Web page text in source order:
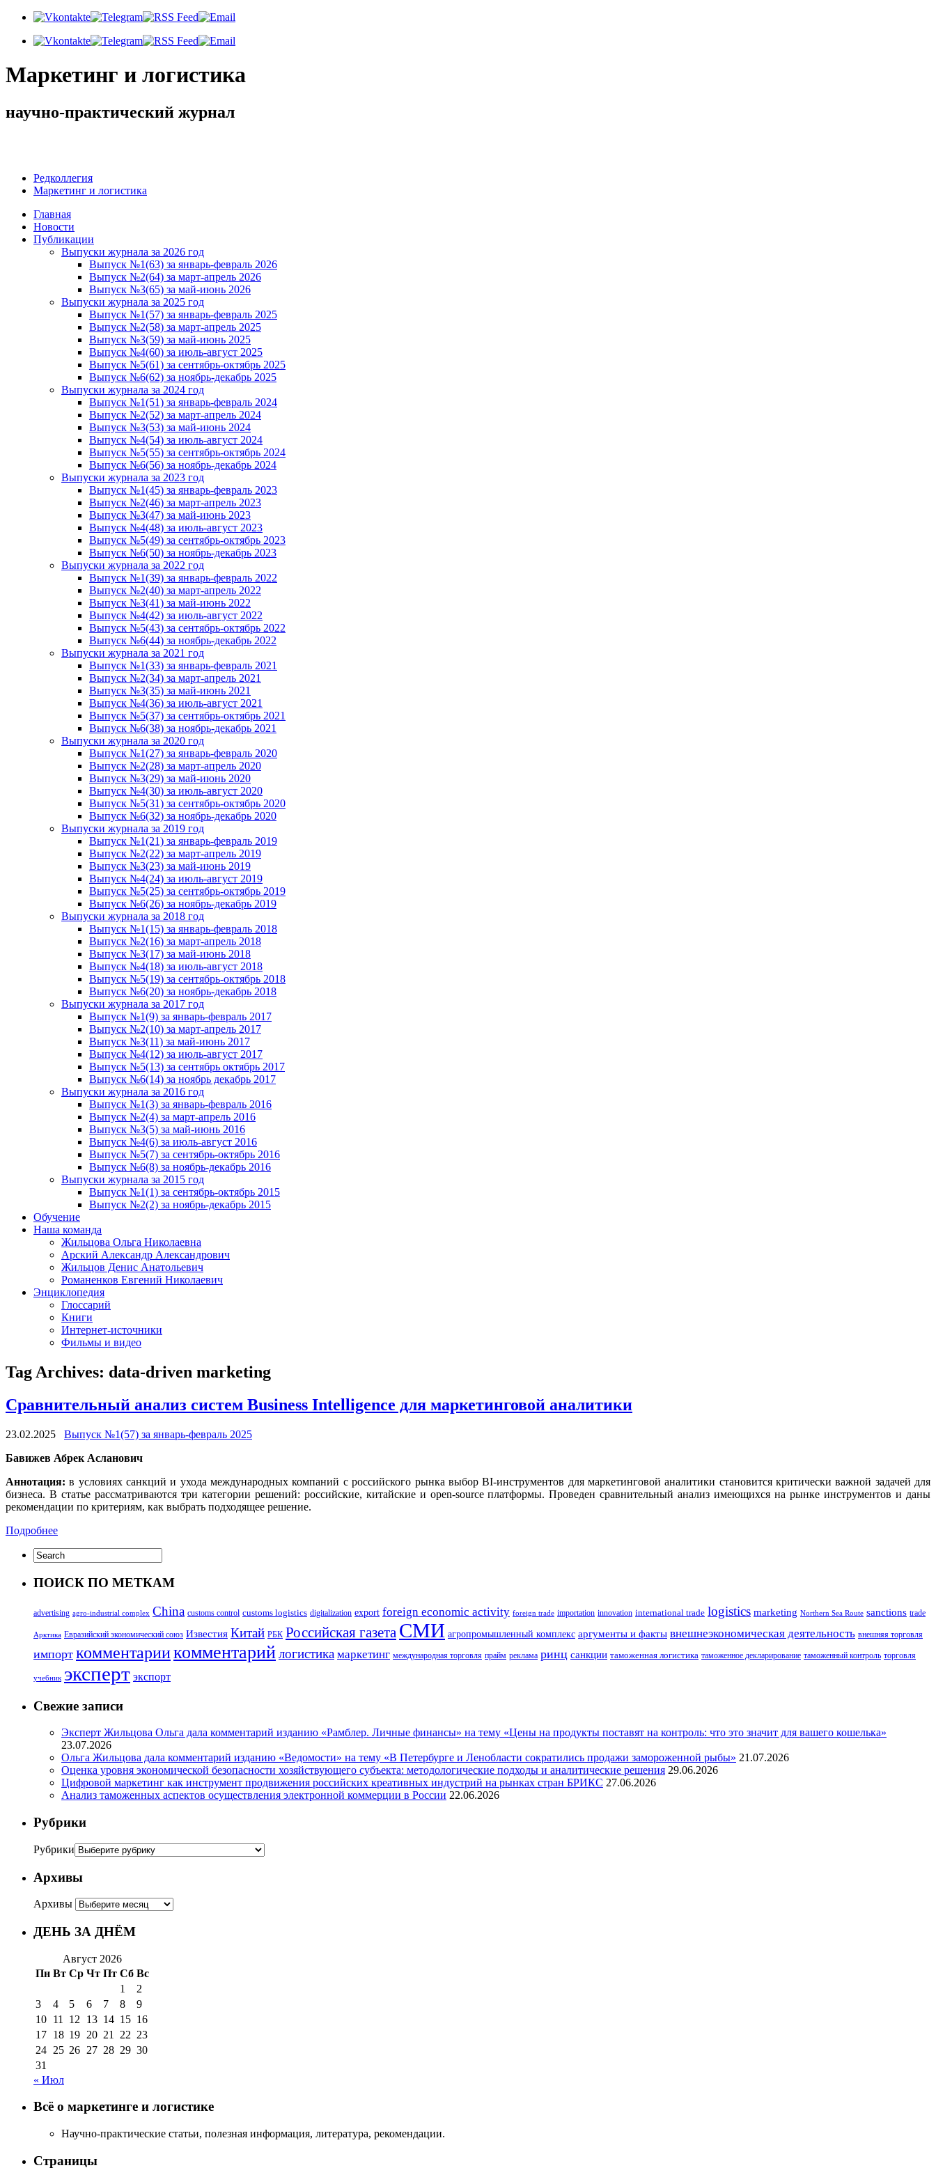
Маркетинг и логистика
научно-практический журнал
Редколлегия
Маркетинг и логистика
Главная
Новости
Публикации
Выпуски журнала за 2026 год
Выпуск №1(63) за январь-февраль 2026
Выпуск №2(64) за март-апрель 2026
Выпуск №3(65) за май-июнь 2026
Выпуски журнала за 2025 год
Выпуск №1(57) за январь-февраль 2025
Выпуск №2(58) за март-апрель 2025
Выпуск №3(59) за май-июнь 2025
Выпуск №4(60) за июль-август 2025
Выпуск №5(61) за сентябрь-октябрь 2025
Выпуск №6(62) за ноябрь-декабрь 2025
Выпуски журнала за 2024 год
Выпуск №1(51) за январь-февраль 2024
Выпуск №2(52) за март-апрель 2024
Выпуск №3(53) за май-июнь 2024
Выпуск №4(54) за июль-август 2024
Выпуск №5(55) за сентябрь-октябрь 2024
Выпуск №6(56) за ноябрь-декабрь 2024
Выпуски журнала за 2023 год
Выпуск №1(45) за январь-февраль 2023
Выпуск №2(46) за март-апрель 2023
Выпуск №3(47) за май-июнь 2023
Выпуск №4(48) за июль-август 2023
Выпуск №5(49) за сентябрь-октябрь 2023
Выпуск №6(50) за ноябрь-декабрь 2023
Выпуски журнала за 2022 год
Выпуск №1(39) за январь-февраль 2022
Выпуск №2(40) за март-апрель 2022
Выпуск №3(41) за май-июнь 2022
Выпуск №4(42) за июль-август 2022
Выпуск №5(43) за сентябрь-октябрь 2022
Выпуск №6(44) за ноябрь-декабрь 2022
Выпуски журнала за 2021 год
Выпуск №1(33) за январь-февраль 2021
Выпуск №2(34) за март-апрель 2021
Выпуск №3(35) за май-июнь 2021
Выпуск №4(36) за июль-август 2021
Выпуск №5(37) за сентябрь-октябрь 2021
Выпуск №6(38) за ноябрь-декабрь 2021
Выпуски журнала за 2020 год
Выпуск №1(27) за январь-февраль 2020
Выпуск №2(28) за март-апрель 2020
Выпуск №3(29) за май-июнь 2020
Выпуск №4(30) за июль-август 2020
Выпуск №5(31) за сентябрь-октябрь 2020
Выпуск №6(32) за ноябрь-декабрь 2020
Выпуски журнала за 2019 год
Выпуск №1(21) за январь-февраль 2019
Выпуск №2(22) за март-апрель 2019
Выпуск №3(23) за май-июнь 2019
Выпуск №4(24) за июль-август 2019
Выпуск №5(25) за сентябрь-октябрь 2019
Выпуск №6(26) за ноябрь-декабрь 2019
Выпуски журнала за 2018 год
Выпуск №1(15) за январь-февраль 2018
Выпуск №2(16) за март-апрель 2018
Выпуск №3(17) за май-июнь 2018
Выпуск №4(18) за июль-август 2018
Выпуск №5(19) за сентябрь-октябрь 2018
Выпуск №6(20) за ноябрь-декабрь 2018
Выпуски журнала за 2017 год
Выпуск №1(9) за январь-февраль 2017
Выпуск №2(10) за март-апрель 2017
Выпуск №3(11) за май-июнь 2017
Выпуск №4(12) за июль-август 2017
Выпуск №5(13) за сентябрь октябрь 2017
Выпуск №6(14) за ноябрь декабрь 2017
Выпуски журнала за 2016 год
Выпуск №1(3) за январь-февраль 2016
Выпуск №2(4) за март-апрель 2016
Выпуск №3(5) за май-июнь 2016
Выпуск №4(6) за июль-август 2016
Выпуск №5(7) за сентябрь-октябрь 2016
Выпуск №6(8) за ноябрь-декабрь 2016
Выпуски журнала за 2015 год
Выпуск №1(1) за сентябрь-октябрь 2015
Выпуск №2(2) за ноябрь-декабрь 2015
Обучение
Наша команда
Жильцова Ольга Николаевна
Арский Александр Александрович
Жильцов Денис Анатольевич
Романенков Евгений Николаевич
Энциклопедия
Глоссарий
Книги
Интернет-источники
Фильмы и видео
Tag Archives: data-driven marketing
Сравнительный анализ систем Business Intelligence для маркетинговой аналитики
23.02.2025
Выпуск №1(57) за январь-февраль 2025
Бавижев Абрек Асланович
Аннотация: в условиях санкций и ухода международных компаний с российского рынка выбор BI-инструментов для маркетинговой аналитики становится критически важной задачей для
бизнеса. В статье рассматриваются три категории решений: российские, китайские и open-source платформы. Проведен сравнительный анализ имеющихся на рынке инструментов и даны
рекомендации по критериям, как выбрать подходящее решение.
Подробнее
ПОИСК ПО МЕТКАМ
advertising agro-industrial complex China customs control customs logistics digitalization export foreign economic activity foreign trade importation innovation international trade logistics marketing Northern Sea Route sanctions trade
Арктика Евразийский экономический союз Известия Китай РБК Российская газета СМИ агропромышленный комплекс аргументы и факты внешнеэкономическая деятельность внешняя торговля
импорт комментариикомментарийлогистика маркетинг международная торговля прайм реклама ринц санкции таможенная логистика таможенное декларирование таможенный контроль торговля
учебник эксперт экспорт
Свежие записи
Эксперт Жильцова Ольга дала комментарий изданию «Рамблер. Личные финансы» на тему «Цены на продукты поставят на контроль: что это значит для вашего кошелька»
23.07.2026
Ольга Жильцова дала комментарий изданию «Ведомости» на тему «В Петербурге и Ленобласти сократились продажи замороженной рыбы» 21.07.2026
Оценка уровня экономической безопасности хозяйствующего субъекта: методологические подходы и аналитические решения 29.06.2026
Цифровой маркетинг как инструмент продвижения российских креативных индустрий на рынках стран БРИКС 27.06.2026
Анализ таможенных аспектов осуществления электронной коммерции в России 22.06.2026
Рубрики
Рубрики
Архивы
Архивы
ДЕНЬ ЗА ДНЁМ
Август 2026
Пн Вт Ср Чт Пт Сб Вс
1
2
3
4 5 6 7 8
9
10 11 12 13 14 15 16
17 18 19 20 21 22 23
24 25 26 27 28 29 30
31
« Июл
Всё о маркетинге и логистике
Научно-практические статьи, полезная информация, литература, рекомендации.
Страницы